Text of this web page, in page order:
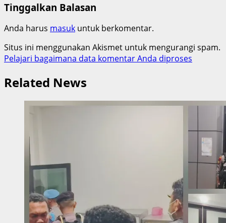
Tinggalkan Balasan
Anda harus masuk untuk berkomentar.
Situs ini menggunakan Akismet untuk mengurangi spam.
Pelajari bagaimana data komentar Anda diproses
Related News